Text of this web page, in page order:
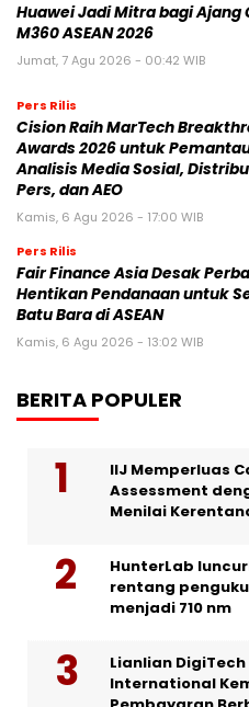
Huawei Jadi Mitra bagi Ajang
M360 ASEAN 2026
Jumat, 7 Agu 2026 - 00:42 WIB
Pers Rilis
Cision Raih MarTech
Awards 2026 untuk
Analisis Media Sosial,
Pers, dan AEO
Kamis, 6 Agu 2026 - 17:00 WIB
Pers Rilis
Fair Finance Asia Desak
Hentikan Pendanaan untuk
Batu Bara di ASEAN
Kamis, 6 Agu 2026 - 13:02 WIB
BERITA POPULER
IIJ Memperluas
Assessment
Menilai
HunterLab
rentang
menjadi 710 nm
Lianlian
International